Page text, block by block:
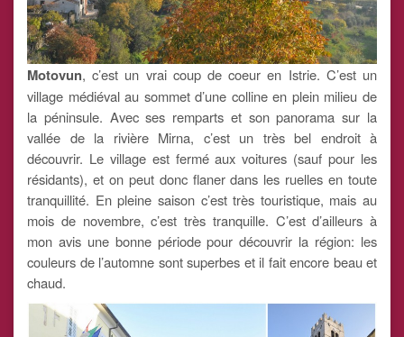
Motovun, c’est un vrai coup de coeur en Istrie. C’est un
village médiéval au sommet d’une colline en plein milieu de
la péninsule. Avec ses remparts et son panorama sur la
vallée de la rivière Mirna, c’est un très bel endroit à
découvrir. Le village est fermé aux voitures (sauf pour les
résidants), et on peut donc flaner dans les ruelles en toute
tranquillité. En pleine saison c’est très touristique, mais au
mois de novembre, c’est très tranquille. C’est d’ailleurs à
mon avis une bonne période pour découvrir la région: les
couleurs de l’automne sont superbes et il fait encore beau et
chaud.